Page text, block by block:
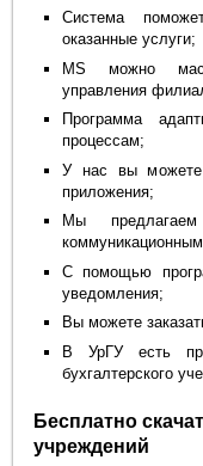
Система
оказанные услуги;
MS можно
управления
Программа
процессам;
У нас вы можете
приложения;
Мы
С помощью
уведомления;
Вы можете
В УрГУ есть
бухгалтерского
Бесплатно
учреждений